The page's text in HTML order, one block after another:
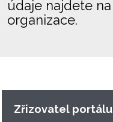
údaje najdete
organizace.
Zřizovatel portálu